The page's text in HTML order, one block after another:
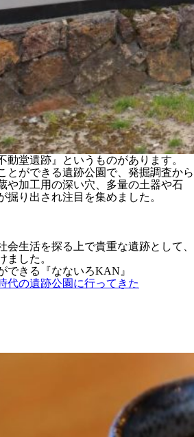
動堂遺跡』というものがあります。
とができる遺跡公園で、発掘調査から
や加工用の深い穴、多量の土器や石
掘り出され注目を集めました。
会生活を探る上で貴重な遺跡として、
ました。
できる『なないろKAN』
代の遺跡公園に行ってきた